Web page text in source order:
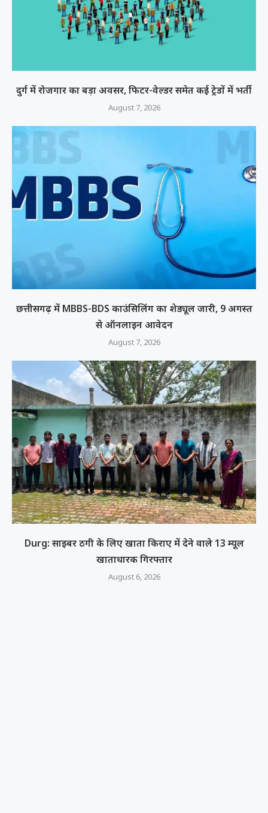
दुर्ग में रोजगार का बड़ा अवसर, फिटर-वेल्डर समेत कई ट्रेडों में भर्ती
August 7, 2026
छत्तीसगढ़ में MBBS-BDS काउंसिलिंग का शेड्यूल जारी, 9 अगस्त
से ऑनलाइन आवेदन
August 7, 2026
Durg: साइबर ठगी के लिए खाता किराए में देने वाले 13 म्यूल
खाताधारक गिरफ्तार
August 6, 2026